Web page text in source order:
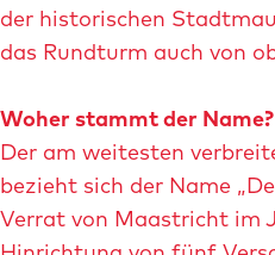
der historischen
das Rundturm auch von
Woher stammt der Name?
Der am weitesten
bezieht sich der Name
Verrat von Maastricht im